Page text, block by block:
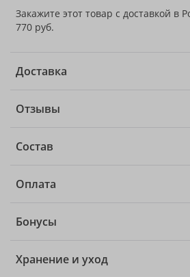
Закажите этот товар с доставкой в
770 руб.
Доставка
Отзывы
Состав
Оплата
Бонусы
Хранение и уход